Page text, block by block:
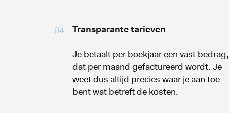
04 Transparante tarieven
Je betaalt per boekjaar een vast bedrag,
dat per maand gefactureerd wordt. Je
weet dus altijd precies waar je aan toe
bent wat betreft de kosten.